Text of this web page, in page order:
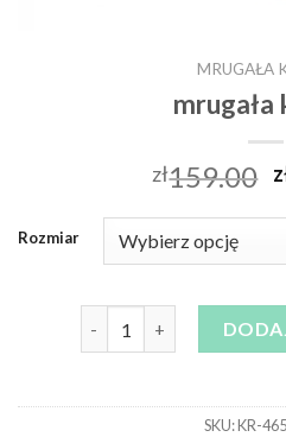
MRUGAŁA
mrugała
zł159.00
Rozmiar
SKU:KR-